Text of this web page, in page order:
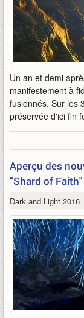
Un an et demi
manifestement à
fusionnés. Sur les
préservée d'ici fin
Aperçu des
"Shard of
Dark and Light 2016